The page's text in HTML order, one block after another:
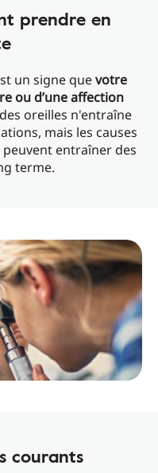
prendre en
un signe quevotre
ou d’une affection
oreilles n'entraîne
mais les causes
entraîner des
terme.
courants